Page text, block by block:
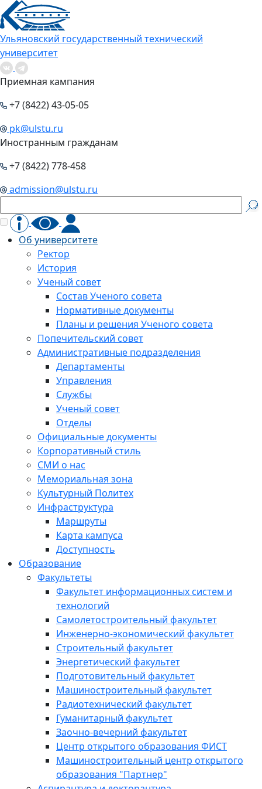
Ульяновский государственный технический
университет
Приемная кампания
+7 (8422) 43-05-05
pk@ulstu.ru
Иностранным гражданам
+7 (8422) 778-458
admission@ulstu.ru
Об университете
Ректор
История
Ученый совет
Состав Ученого совета
Нормативные документы
Планы и решения Ученого совета
Попечительский совет
Административные подразделения
Департаменты
Управления
Службы
Ученый совет
Отделы
Официальные документы
Корпоративный стиль
СМИ о нас
Мемориальная зона
Культурный Политех
Инфраструктура
Маршруты
Карта кампуса
Доступность
Образование
Факультеты
Факультет информационных систем и
технологий
Самолетостроительный факультет
Инженерно-экономический факультет
Строительный факультет
Энергетический факультет
Подготовительный факультет
Машиностроительный факультет
Радиотехнический факультет
Гуманитарный факультет
Заочно-вечерний факультет
Центр открытого образования ФИСТ
Машиностроительный центр открытого
образования "Партнер"